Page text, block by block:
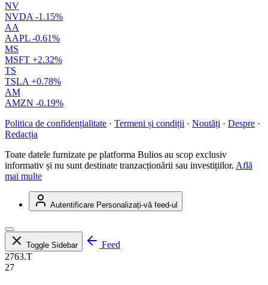
NV
NVDA -1.15%
AA
AAPL -0.61%
MS
MSFT +2.32%
TS
TSLA +0.78%
AM
AMZN -0.19%
Politica de confidențialitate · Termeni și condiții · Noutăți · Despre ·
Redacția
Toate datele furnizate pe platforma Bulios au scop exclusiv
informativ și nu sunt destinate tranzacționării sau investițiilor. Află
mai multe
Autentificare Personalizați-vă feed-ul
Toggle Sidebar
Feed
2763.T
27